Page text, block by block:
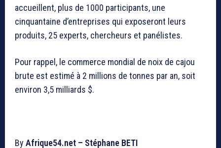
accueillent, plus de 1000 participants, une
cinquantaine d’entreprises qui exposeront leurs
produits, 25 experts, chercheurs et panélistes.
Pour rappel, le commerce mondial de noix de cajou
brute est estimé à 2 millions de tonnes par an, soit
environ 3,5 milliards $.
By Afrique54.net – Stéphane BETI